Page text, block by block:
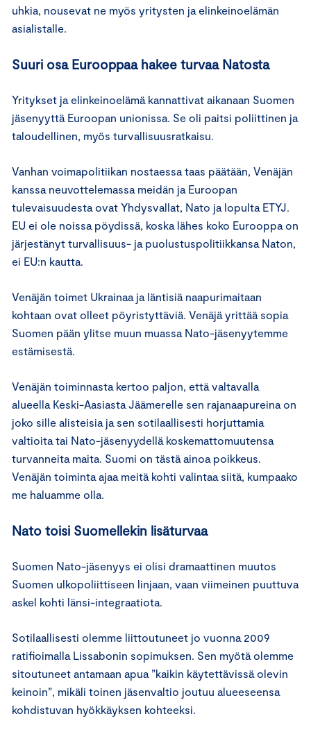
uhkia, nousevat ne myös yritysten ja elinkeinoelämän
asialistalle.
Suuri osa Eurooppaa hakee turvaa Natosta
Yritykset ja elinkeinoelämä kannattivat aikanaan Suomen
jäsenyyttä Euroopan unionissa. Se oli paitsi poliittinen ja
taloudellinen, myös turvallisuusratkaisu.
Vanhan voimapolitiikan nostaessa taas päätään, Venäjän
kanssa neuvottelemassa meidän ja Euroopan
tulevaisuudesta ovat Yhdysvallat, Nato ja lopulta ETYJ.
EU ei ole noissa pöydissä, koska lähes koko Eurooppa on
järjestänyt turvallisuus- ja puolustuspolitiikkansa Naton,
ei EU:n kautta.
Venäjän toimet Ukrainaa ja läntisiä naapurimaitaan
kohtaan ovat olleet pöyristyttäviä. Venäjä yrittää sopia
Suomen pään ylitse muun muassa Nato-jäsenyytemme
estämisestä.
Venäjän toiminnasta kertoo paljon, että valtavalla
alueella Keski-Aasiasta Jäämerelle sen rajanaapureina on
joko sille alisteisia ja sen sotilaallisesti horjuttamia
valtioita tai Nato-jäsenyydellä koskemattomuutensa
turvanneita maita. Suomi on tästä ainoa poikkeus.
Venäjän toiminta ajaa meitä kohti valintaa siitä, kumpaako
me haluamme olla.
Nato toisi Suomellekin lisäturvaa
Suomen Nato-jäsenyys ei olisi dramaattinen muutos
Suomen ulkopoliittiseen linjaan, vaan viimeinen puuttuva
askel kohti länsi-integraatiota.
Sotilaallisesti olemme liittoutuneet jo vuonna 2009
ratifioimalla Lissabonin sopimuksen. Sen myötä olemme
sitoutuneet antamaan apua ”kaikin käytettävissä olevin
keinoin”, mikäli toinen jäsenvaltio joutuu alueeseensa
kohdistuvan hyökkäyksen kohteeksi.